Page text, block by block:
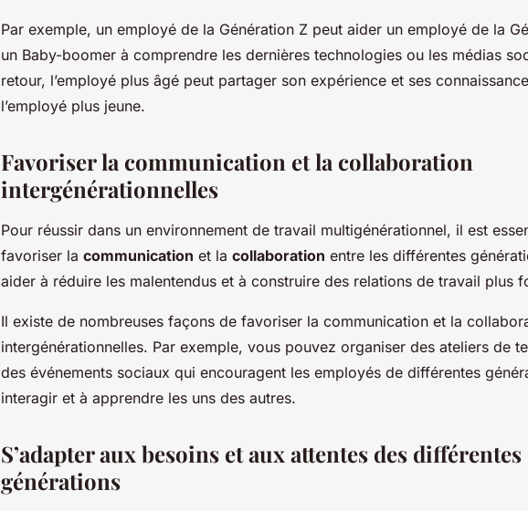
Par exemple, un employé de la Génération Z peut aider un employé de la
un Baby-boomer à comprendre les dernières technologies ou les médias
retour, l’employé plus âgé peut partager son expérience et ses
l’employé plus jeune.
Favoriser la communication et la collaboration
intergénérationnelles
Pour réussir dans un environnement de travail multigénérationnel, il est
favoriser la communication et la collaboration entre les différentes
aider à réduire les malentendus et à construire des relations de travail plus
Il existe de nombreuses façons de favoriser la communication et la
intergénérationnelles. Par exemple, vous pouvez organiser des ateliers de
des événements sociaux qui encouragent les employés de différentes
interagir et à apprendre les uns des autres.
S’adapter aux besoins et aux attentes des différentes
générations